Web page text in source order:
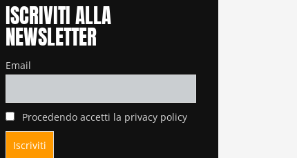
ISCRIVITI ALLA
NEWSLETTER
Email
Procedendo accetti la privacy policy